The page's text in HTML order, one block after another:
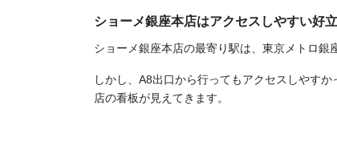
ショーメ銀座本店はアクセスしやすい好立
ショーメ銀座本店の最寄り駅は、東京メトロ銀
しかし、A8出口から行ってもアクセスしやす
店の看板が見えてきます。